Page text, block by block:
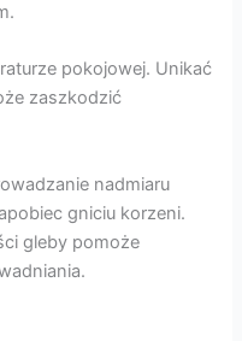
pokojowej. Unikać
zaszkodzić
nadmiaru
gniciu korzeni.
gleby pomoże